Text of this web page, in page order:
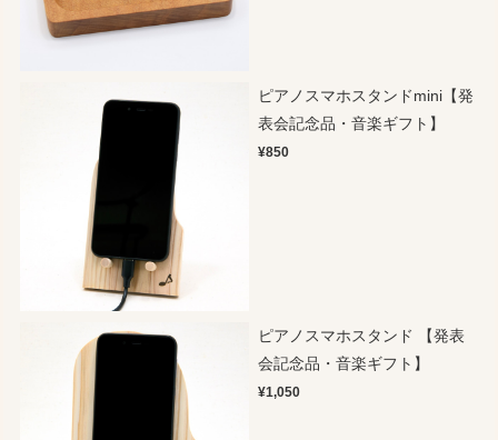
ピアノスマホスタンドmini【発
表会記念品・音楽ギフト】
¥850
ピアノスマホスタンド 【発表
会記念品・音楽ギフト】
¥1,050